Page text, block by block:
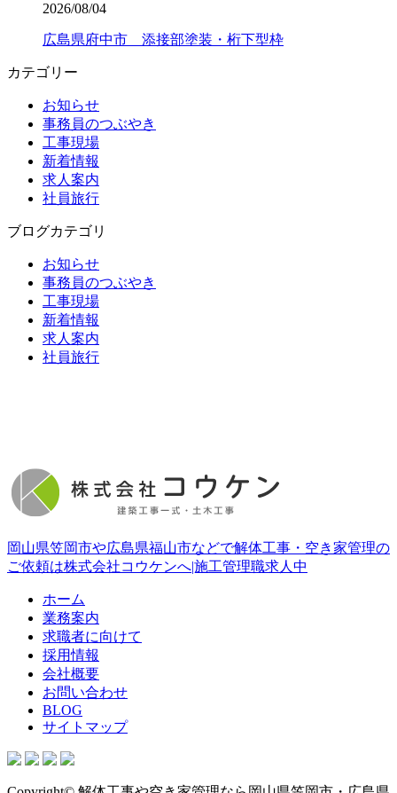
2026/08/04
広島県府中市 添接部塗装・桁下型枠
カテゴリー
お知らせ
事務員のつぶやき
工事現場
新着情報
求人案内
社員旅行
ブログカテゴリ
お知らせ
事務員のつぶやき
工事現場
新着情報
求人案内
社員旅行
岡山県笠岡市や広島県福山市などで解体工事・空き家管理の
ご依頼は株式会社コウケンへ|施工管理職求人中
ホーム
業務案内
求職者に向けて
採用情報
会社概要
お問い合わせ
BLOG
サイトマップ